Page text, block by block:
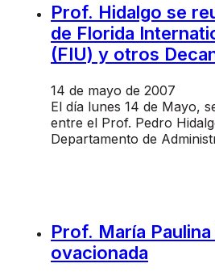
Prof. Hidalgo se
de Florida
(FIU) y otros
14 de mayo de 2007
El día lunes 14 de Mayo,
entre el Prof. Pedro
Departamento de
Prof. María
ovacionada